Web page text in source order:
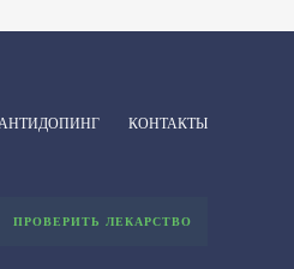
АНТИДОПИНГ КОНТАКТЫ
ПРОВЕРИТЬ ЛЕКАРСТВО